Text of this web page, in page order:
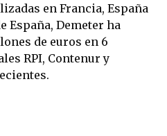
en Francia, España
España, Demeter ha
de euros en 6
RPI, Contenur y